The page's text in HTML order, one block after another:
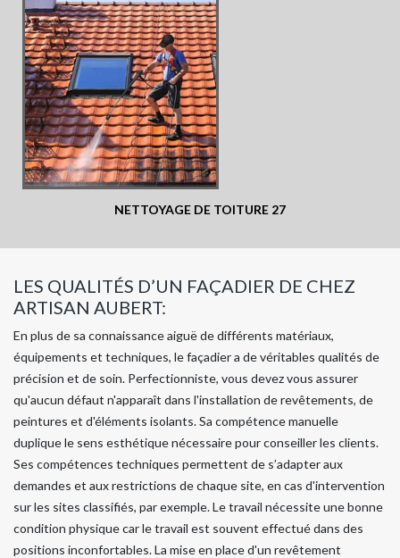
NETTOYAGE DE TOITURE 27
LES QUALITÉS D’UN FAÇADIER DE CHEZ
ARTISAN AUBERT:
En plus de sa connaissance aiguë de différents matériaux,
équipements et techniques, le façadier a de véritables qualités de
précision et de soin. Perfectionniste, vous devez vous assurer
qu'aucun défaut n'apparaît dans l'installation de revêtements, de
peintures et d'éléments isolants. Sa compétence manuelle
duplique le sens esthétique nécessaire pour conseiller les clients.
Ses compétences techniques permettent de s’adapter aux
demandes et aux restrictions de chaque site, en cas d'intervention
sur les sites classifiés, par exemple. Le travail nécessite une bonne
condition physique car le travail est souvent effectué dans des
positions inconfortables. La mise en place d'un revêtement